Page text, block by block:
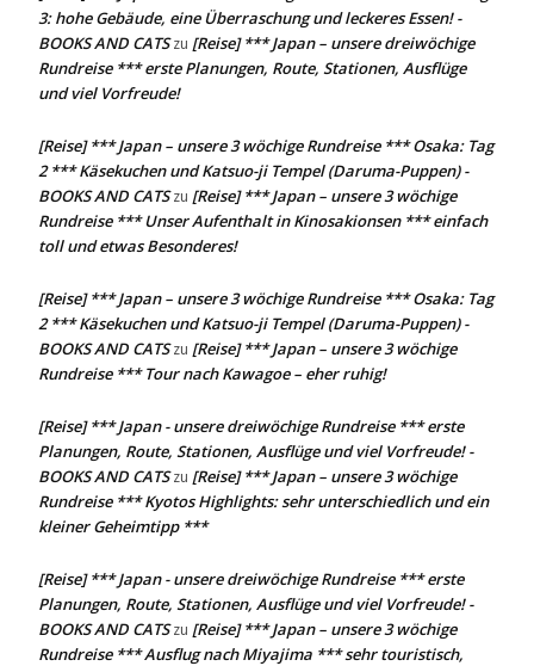
3: hohe Gebäude, eine Überraschung und leckeres Essen! -
BOOKS AND CATSzu [Reise] *** Japan – unsere dreiwöchige
Rundreise *** erste Planungen, Route, Stationen, Ausflüge
und viel Vorfreude!
[Reise] *** Japan – unsere 3 wöchige Rundreise *** Osaka: Tag
2 *** Käsekuchen und Katsuo-ji Tempel (Daruma-Puppen) -
BOOKS AND CATSzu [Reise] *** Japan – unsere 3 wöchige
Rundreise *** Unser Aufenthalt in Kinosakionsen *** einfach
toll und etwas Besonderes!
[Reise] *** Japan – unsere 3 wöchige Rundreise *** Osaka: Tag
2 *** Käsekuchen und Katsuo-ji Tempel (Daruma-Puppen) -
BOOKS AND CATSzu [Reise] *** Japan – unsere 3 wöchige
Rundreise *** Tour nach Kawagoe – eher ruhig!
[Reise] *** Japan - unsere dreiwöchige Rundreise *** erste
Planungen, Route, Stationen, Ausflüge und viel Vorfreude! -
BOOKS AND CATSzu [Reise] *** Japan – unsere 3 wöchige
Rundreise *** Kyotos Highlights: sehr unterschiedlich und ein
kleiner Geheimtipp ***
[Reise] *** Japan - unsere dreiwöchige Rundreise *** erste
Planungen, Route, Stationen, Ausflüge und viel Vorfreude! -
BOOKS AND CATSzu [Reise] *** Japan – unsere 3 wöchige
Rundreise *** Ausflug nach Miyajima *** sehr touristisch,